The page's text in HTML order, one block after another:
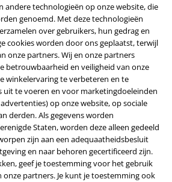
andere technologieën op onze website, die
genoemd. Met deze technologieën
over gebruikers, hun gedrag en
cookies worden door ons geplaatst, terwijl
onze partners. Wij en onze partners
betrouwbaarheid en veiligheid van onze
winkelervaring te verbeteren en te
uit te voeren en voor marketingdoeleinden
op onze website, op sociale
derden. Als gegevens worden
Staten, worden deze alleen gedeeld
zijn aan een adequaatheidsbesluit
en naar behoren gecertificeerd zijn.
geef je toestemming voor het gebruik
onze partners. Je kunt je toestemming ook